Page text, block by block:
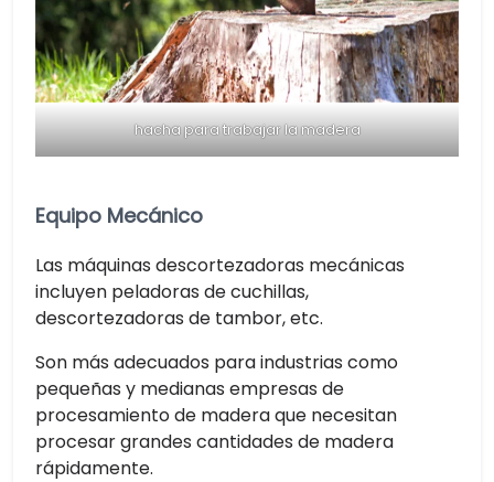
hacha para trabajar la madera
Equipo Mecánico
Las máquinas descortezadoras mecánicas
incluyen peladoras de cuchillas,
descortezadoras de tambor, etc.
Son más adecuados para industrias como
pequeñas y medianas empresas de
procesamiento de madera que necesitan
procesar grandes cantidades de madera
rápidamente.